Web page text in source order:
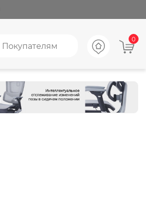
0
Покупателям